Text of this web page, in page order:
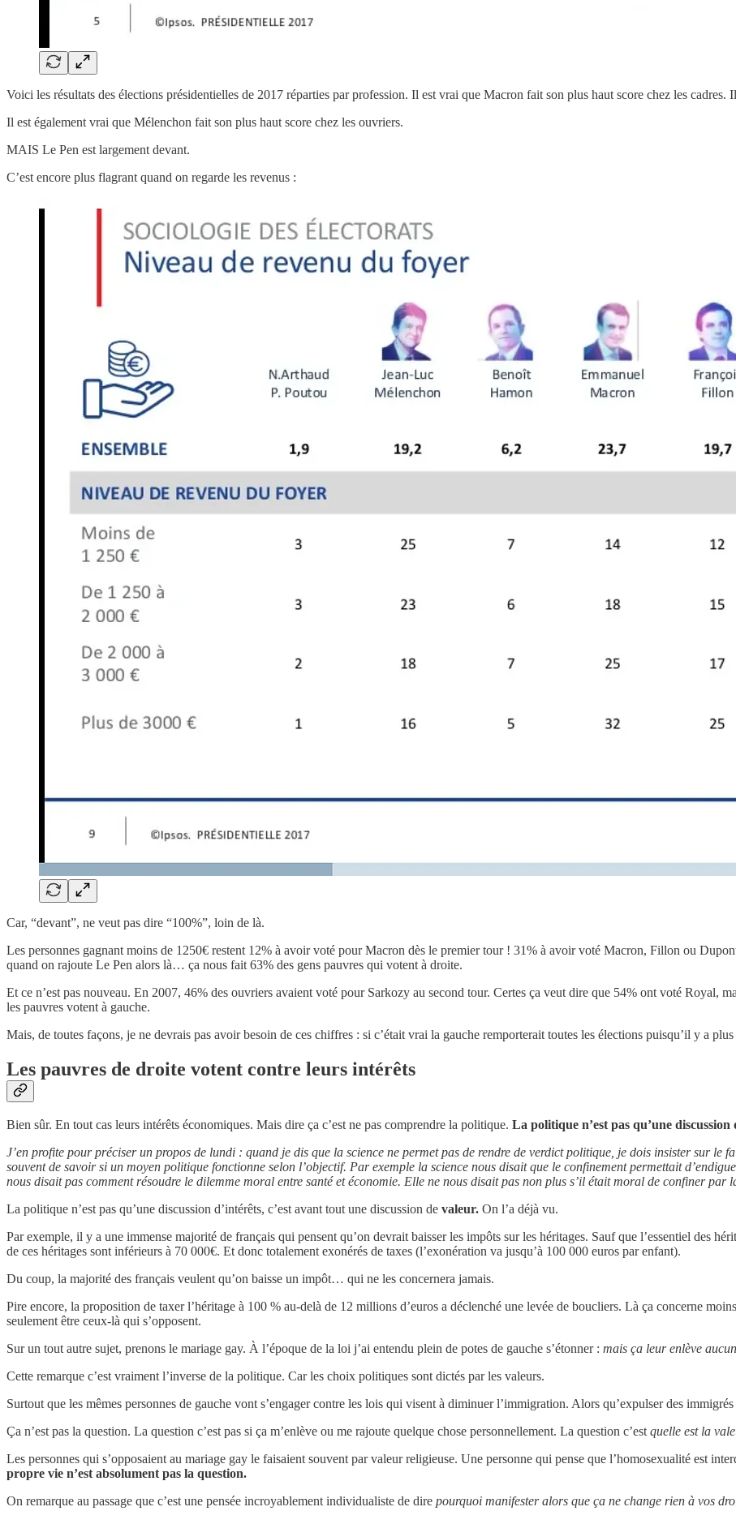
Voici les résultats des élections présidentielles de 2017 réparties par profession. Il est vrai que Macron fait son plus haut score chez les
Il est également vrai que Mélenchon fait son plus haut score chez les ouvriers.
MAIS Le Pen est largement devant.
C’est encore plus flagrant quand on regarde les revenus :
Car, “devant”, ne veut pas dire “100%”, loin de là.
Les personnes gagnant moins de 1250€ restent 12% à avoir voté pour Macron dès le premier tour ! 31% à avoir voté Macron, Fillon ou
quand on rajoute Le Pen alors là… ça nous fait 63% des gens pauvres qui votent à droite.
Et ce n’est pas nouveau. En 2007, 46% des ouvriers avaient voté pour Sarkozy au second tour. Certes ça veut dire que 54% ont voté Royal,
les pauvres votent à gauche.
Mais, de toutes façons, je ne devrais pas avoir besoin de ces chiffres : si c’était vrai la gauche remporterait toutes les élections puisqu’il y a
Les pauvres de droite votent contre leurs intérêts
Bien sûr. En tout cas leurs intérêts économiques. Mais dire ça c’est ne pas comprendre la politique. La politique n’est pas qu’une discussion
J’en profite pour préciser un propos de lundi : quand je dis que la science ne permet pas de rendre de verdict politique, je dois insister sur le
souvent de savoir si un moyen politique fonctionne selon l’objectif. Par exemple la science nous disait que le confinement permettait
nous disait pas comment résoudre le dilemme moral entre santé et économie. Elle ne nous disait pas non plus s’il était moral de confiner par
La politique n’est pas qu’une discussion d’intérêts, c’est avant tout une discussion de valeur. On l’a déjà vu.
Par exemple, il y a une immense majorité de français qui pensent qu’on devrait baisser les impôts sur les héritages. Sauf que l’essentiel des
de ces héritages sont inférieurs à 70 000€. Et donc totalement exonérés de taxes (l’exonération va jusqu’à 100 000 euros par enfant).
Du coup, la majorité des français veulent qu’on baisse un impôt… qui ne les concernera jamais.
Pire encore, la proposition de taxer l’héritage à 100 % au-delà de 12 millions d’euros a déclenché une levée de boucliers. Là ça concerne
seulement être ceux-là qui s’opposent.
Sur un tout autre sujet, prenons le mariage gay. À l’époque de la loi j’ai entendu plein de potes de gauche s’étonner : mais ça leur enlève
Cette remarque c’est vraiment l’inverse de la politique. Car les choix politiques sont dictés par les valeurs.
Surtout que les mêmes personnes de gauche vont s’engager contre les lois qui visent à diminuer l’immigration. Alors qu’expulser des
Ça n’est pas la question. La question c’est pas si ça m’enlève ou me rajoute quelque chose personnellement. La question c’estquelle est la
Les personnes qui s’opposaient au mariage gay le faisaient souvent par valeur religieuse. Une personne qui pense que l’homosexualité est
propre vie n’est absolument pas la question.
On remarque au passage que c’est une pensée incroyablement individualiste de dire pourquoi manifester alors que ça ne change rien à vos